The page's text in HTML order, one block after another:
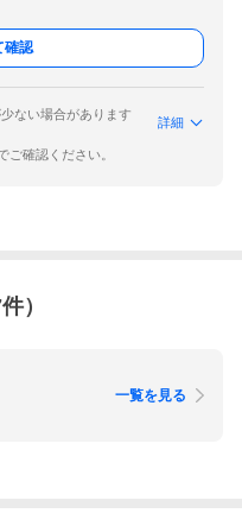
確認
ない場合があります
詳細
ご確認ください。
件）
一覧を見る